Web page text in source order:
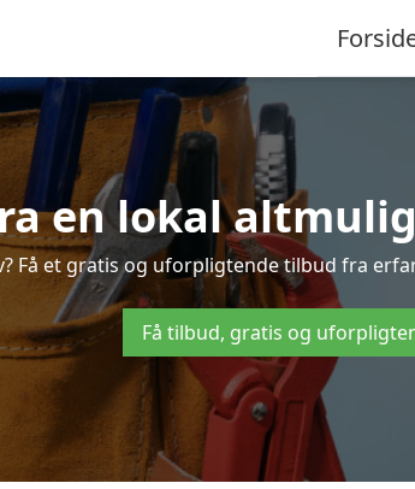
en lokal
Få et gratis og uforpligtende tilbud fra
Få tilbud, gratis og